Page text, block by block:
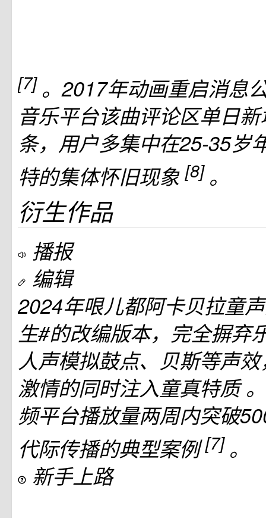
[7] 。2017年动画重启消息
音乐平台该曲评论区单日
条，用户多集中在25-35岁
特的集体怀旧现象[8] 。
衍生作品
播报
编辑
2024年哏儿都阿卡贝拉童
生#的改编版本，完全摒弃
人声模拟鼓点、贝斯等声
激情的同时注入童真特质
频平台播放量两周内突破
代际传播的典型案例[7] 。
新手上路